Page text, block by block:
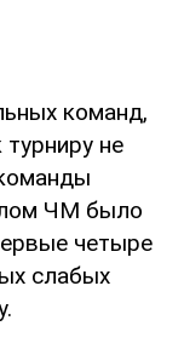
команд,
не
ЧМ было
четыре
слабых